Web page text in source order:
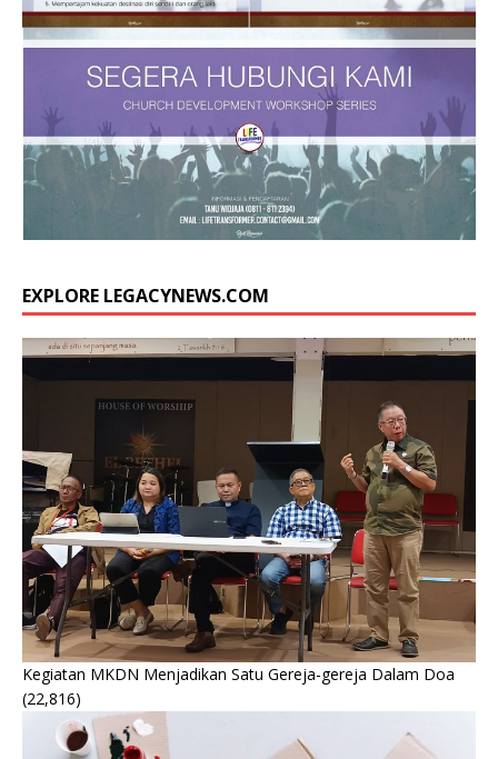
EXPLORE LEGACYNEWS.COM
Kegiatan MKDN Menjadikan Satu Gereja-gereja Dalam Doa
(22,816)